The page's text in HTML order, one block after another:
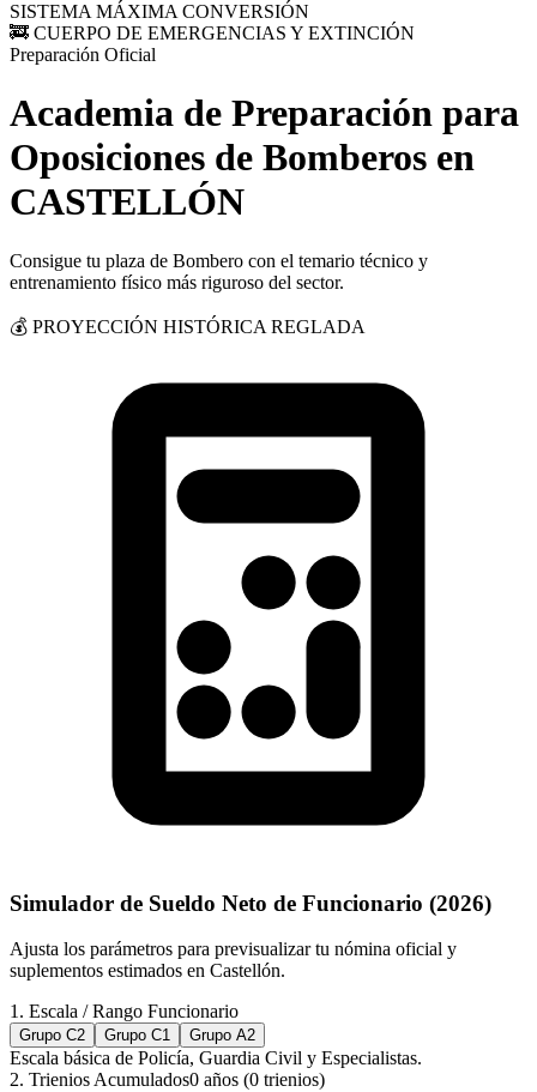
SISTEMA MÁXIMA CONVERSIÓN
🚒 CUERPO DE EMERGENCIAS Y EXTINCIÓN
Preparación Oficial
Academia de Preparación para
Oposiciones de Bomberos en
CASTELLÓN
Consigue tu plaza de Bombero con el temario técnico y
entrenamiento físico más riguroso del sector.
💰 PROYECCIÓN HISTÓRICA REGLADA
Simulador de Sueldo Neto de Funcionario (2026)
Ajusta los parámetros para previsualizar tu nómina oficial y
suplementos estimados en Castellón.
1. Escala / Rango Funcionario
Grupo C2 Grupo C1 Grupo A2
Escala básica de Policía, Guardia Civil y Especialistas.
2. Trienios Acumulados0 años (0 trienios)